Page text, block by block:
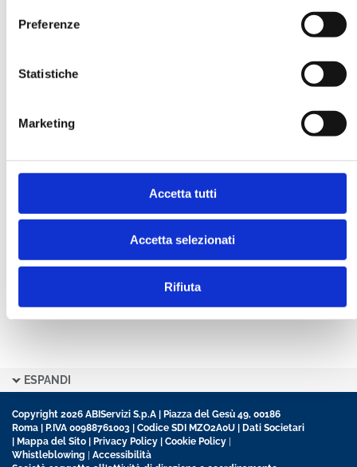
Preferenze
Statistiche
Marketing
Accetta tutti
Accetta selezionati
Rifiuta
FUNZIONE AZIENDALE
Ho letto e accetto l’informativa sulla
Ho preso visione delleCondizioni Generalidi
contratto disciplinanti il sito
ESPANDI
Copyright 2026 ABIServizi S.p.A | Piazza del Gesù 49, 00186
Roma | P.IVA 00988761003 | Codice SDI MZO2A0U | Dati Societari
| Mappa del Sito | Privacy Policy | Cookie Policy |
Whistleblowing | Accessibilità